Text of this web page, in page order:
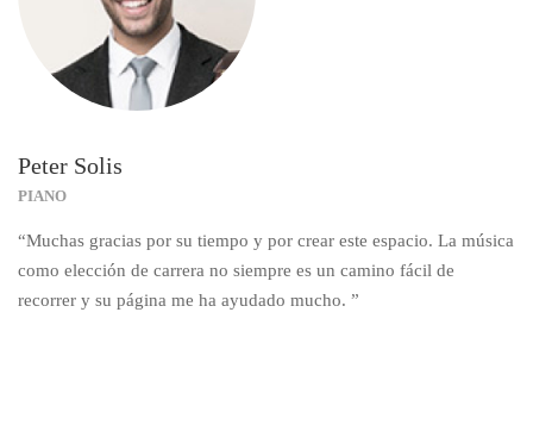
Peter Solis
PIANO
“Muchas gracias por su tiempo y por crear este espacio. La música
como elección de carrera no siempre es un camino fácil de
recorrer y su página me ha ayudado mucho. ”